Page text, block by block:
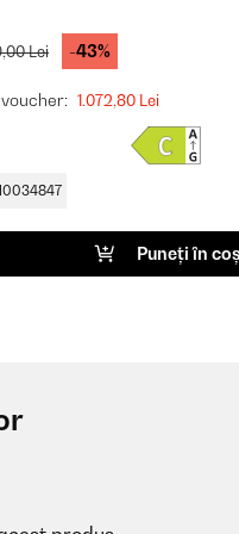
Lei -43%
1.072,80 Lei
Puneți în